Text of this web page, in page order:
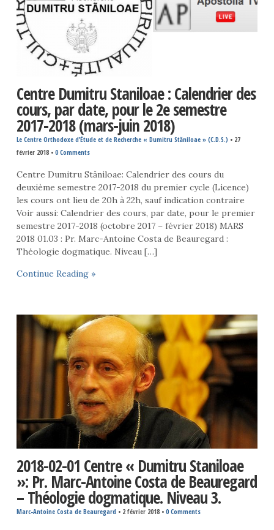
Centre Dumitru Staniloae : Calendrier des
cours, par date, pour le 2e semestre
2017-2018 (mars-juin 2018)
Le Centre Orthodoxe d’Étude et de Recherche « Dumitru Stăniloae » (C.D.S.) • 27
février 2018• 0 Comments
Centre Dumitru Stăniloae: Calendrier des cours du
deuxième semestre 2017-2018 du premier cycle (Licence)
les cours ont lieu de 20h à 22h, sauf indication contraire
Voir aussi: Calendrier des cours, par date, pour le premier
semestre 2017-2018 (octobre 2017 – février 2018) MARS
2018 01.03 : Pr. Marc-Antoine Costa de Beauregard :
Théologie dogmatique. Niveau […]
Continue Reading »
2018-02-01 Centre « Dumitru Staniloae
»: Pr. Marc-Antoine Costa de Beauregard
– Théologie dogmatique. Niveau 3.
Marc-Antoine Costa de Beauregard • 2 février 2018• 0 Comments